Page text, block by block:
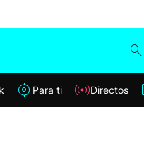
Para ti Directos